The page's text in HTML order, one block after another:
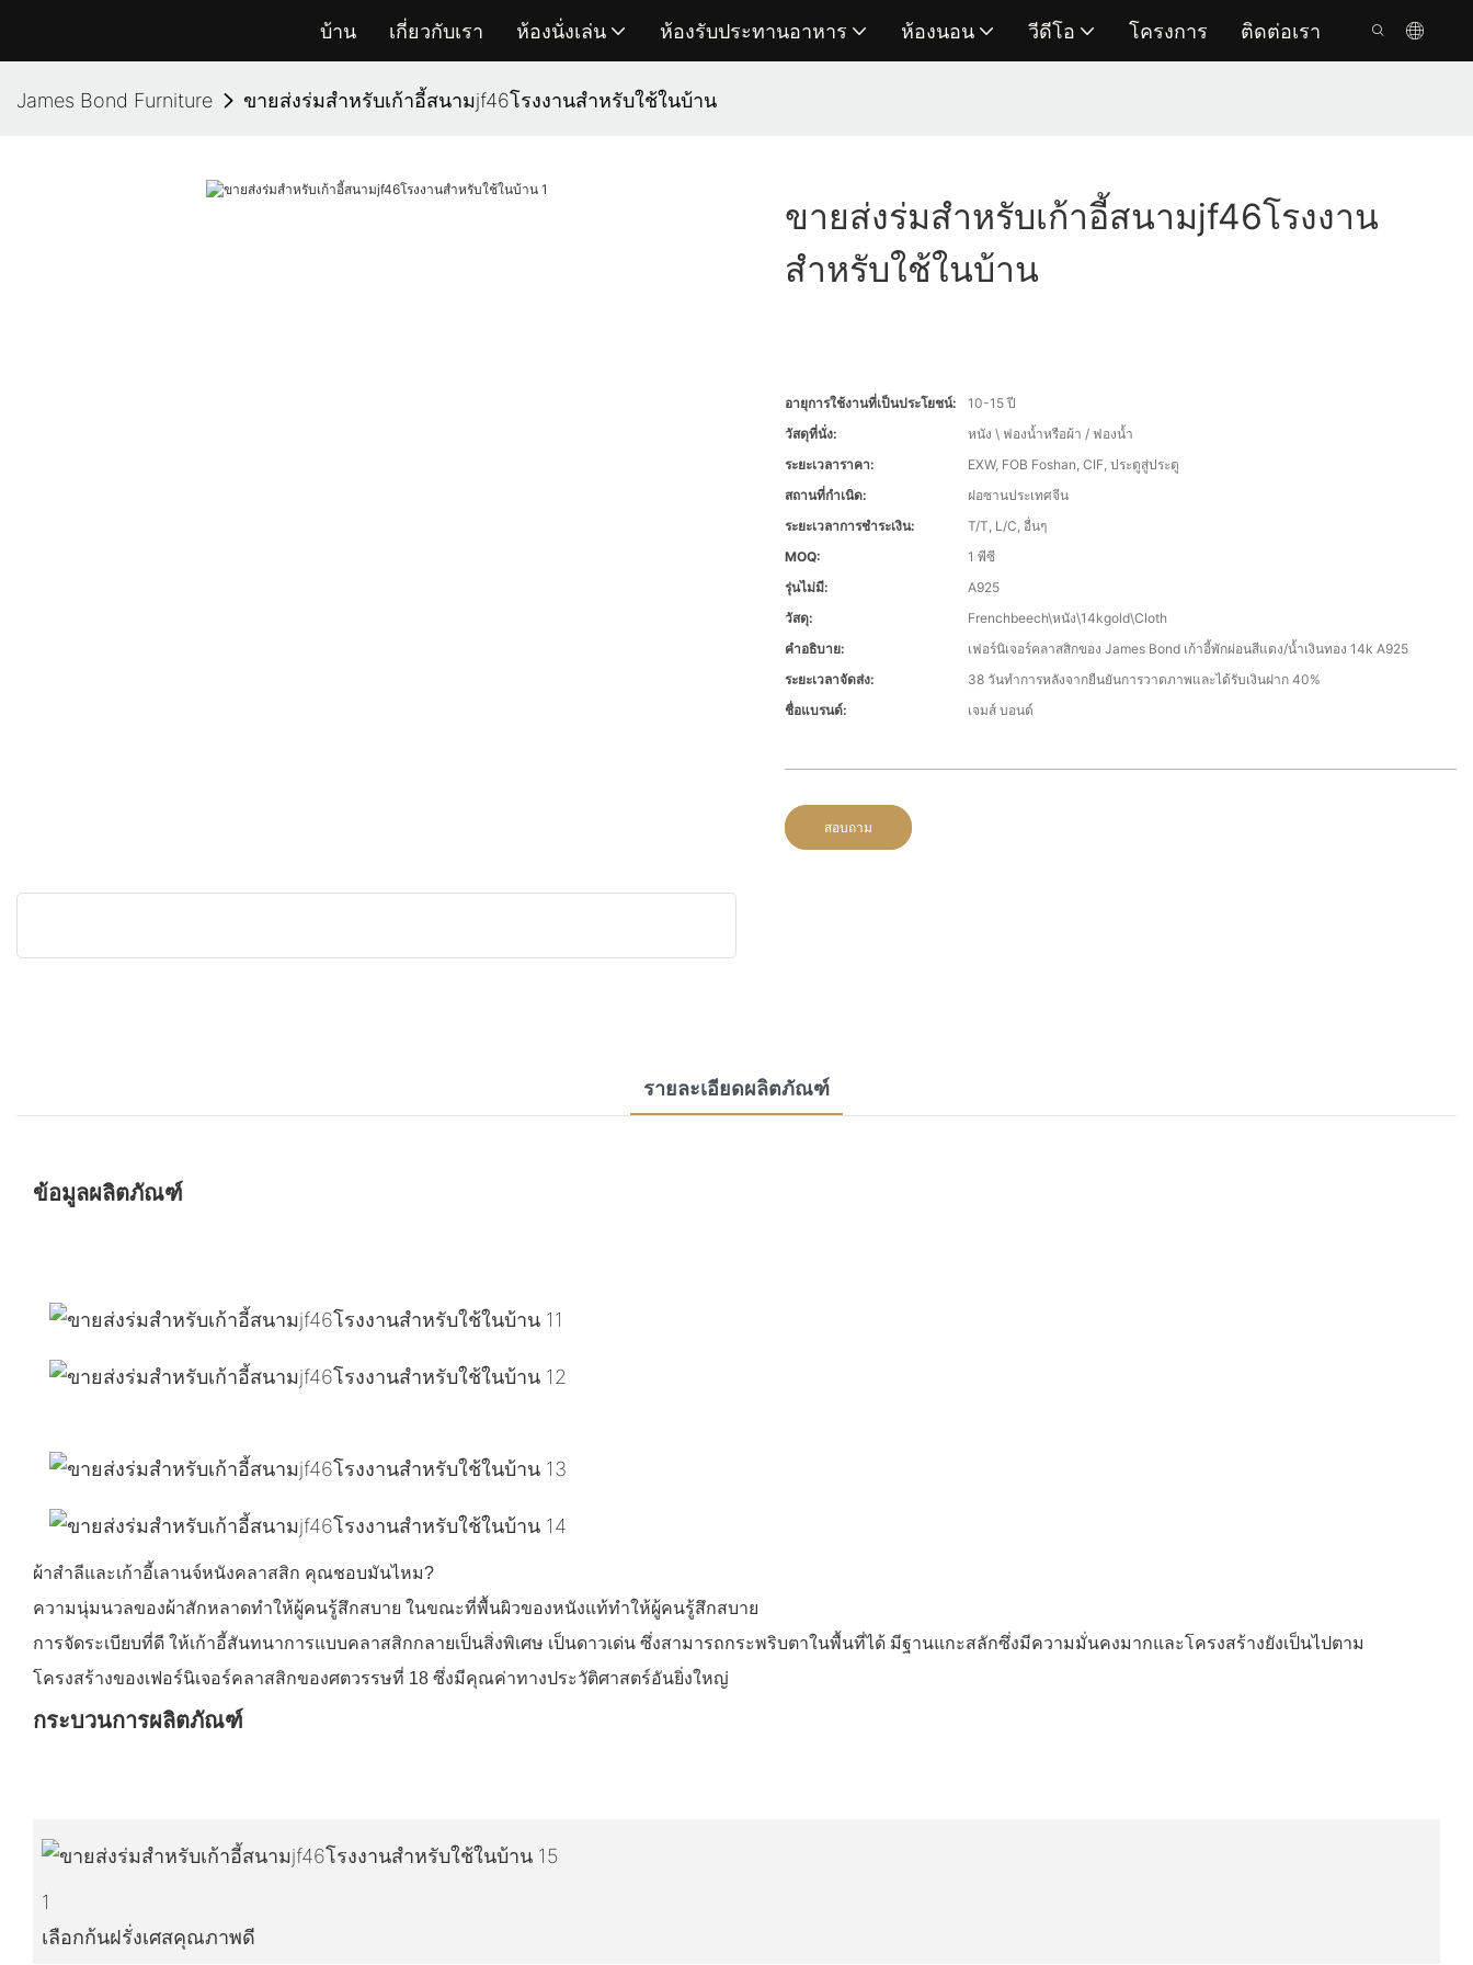
บ้าน เกี่ยวกับเรา ห้องนั่งเล่น ห้องรับประทานอาหาร ห้องนอน วีดีโอ โครงการ ติดต่อเรา
James Bond Furniture ขายส่งร่มสำหรับเก้าอี้สนามjf46โรงงานสำหรับใช้ในบ้าน
ขายส่งร่มสำหรับเก้าอี้สนามjf46โรงงาน
สำหรับใช้ในบ้าน
อายุการใช้งานที่เป็นประโยชน์:
10-15 ปี
วัสดุที่นั่ง:
หนัง \ ฟองน้ำหรือผ้า / ฟองน้ำ
ระยะเวลาราคา:
EXW, FOB Foshan, CIF, ประตูสู่ประตู
สถานที่กำเนิด:
ฝอซานประเทศจีน
ระยะเวลาการชำระเงิน:
T/T, L/C, อื่นๆ
MOQ:
1 พีซี
รุ่นไม่มี:
A925
วัสดุ:
Frenchbeech\หนัง\14kgold\Cloth
คำอธิบาย:
เฟอร์นิเจอร์คลาสสิกของ James Bond เก้าอี้พักผ่อนสีแดง/น้ำเงินทอง 14k A925
ระยะเวลาจัดส่ง:
38 วันทำการหลังจากยืนยันการวาดภาพและได้รับเงินฝาก 40%
ชื่อแบรนด์:
เจมส์ บอนด์
สอบถาม
รายละเอียดผลิตภัณฑ์
ข้อมูลผลิตภัณฑ์
ผ้าสำลีและเก้าอี้เลานจ์หนังคลาสสิก คุณชอบมันไหม?
ความนุ่มนวลของผ้าสักหลาดทำให้ผู้คนรู้สึกสบาย ในขณะที่พื้นผิวของหนังแท้ทำให้ผู้คนรู้สึกสบาย
การจัดระเบียบที่ดี ให้เก้าอี้สันทนาการแบบคลาสสิกกลายเป็นสิ่งพิเศษ เป็นดาวเด่น ซึ่งสามารถกระพริบตาในพื้นที่ได้ มีฐานแกะสลักซึ่งมีความมั่นคงมากและโครงสร้างยังเป็นไปตาม
โครงสร้างของเฟอร์นิเจอร์คลาสสิกของศตวรรษที่ 18 ซึ่งมีคุณค่าทางประวัติศาสตร์อันยิ่งใหญ่
กระบวนการผลิตภัณฑ์
1
เลือกก้นฝรั่งเศสคุณภาพดี